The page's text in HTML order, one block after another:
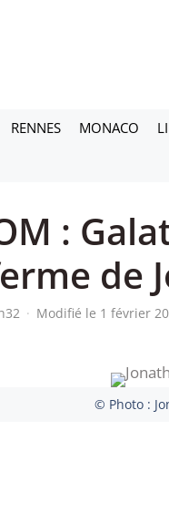
RENNES MONACO
:
de
· Modifié le 1 février
© Photo :